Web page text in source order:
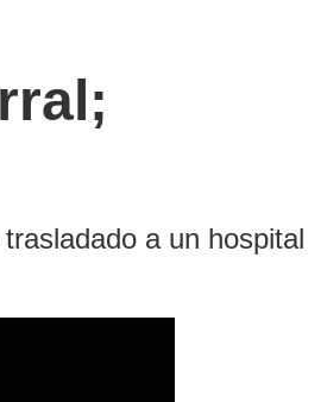
a un hospital